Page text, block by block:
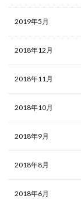
2019年5月
2018年12月
2018年11月
2018年10月
2018年9月
2018年8月
2018年6月